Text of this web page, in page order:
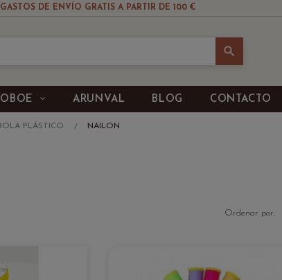
GASTOS DE ENVÍO GRATIS A PARTIR DE 100 €
search
OBOE ARUNVAL BLOG CONTACTO
PLÁSTICO NAILON
Ordenar por: